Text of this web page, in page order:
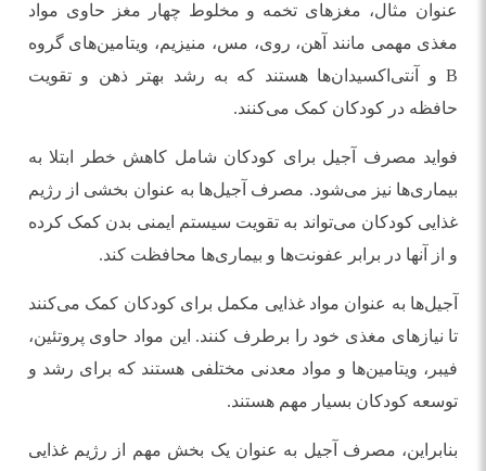
عنوان مثال، مغزهای تخمه و مخلوط چهار مغز حاوی مواد
مغذی مهمی مانند آهن، روی، مس، منیزیم، ویتامین‌های گروه
B و آنتی‌اکسیدان‌ها هستند که به رشد بهتر ذهن و تقویت
حافظه در کودکان کمک می‌کنند.
فواید مصرف آجیل برای کودکان شامل کاهش خطر ابتلا به
بیماری‌ها نیز می‌شود. مصرف آجیل‌ها به عنوان بخشی از رژیم
غذایی کودکان می‌تواند به تقویت سیستم ایمنی بدن کمک کرده
و از آنها در برابر عفونت‌ها و بیماری‌ها محافظت کند.
آجیل‌ها به عنوان مواد غذایی مکمل برای کودکان کمک می‌کنند
تا نیازهای مغذی خود را برطرف کنند. این مواد حاوی پروتئین،
فیبر، ویتامین‌ها و مواد معدنی مختلفی هستند که برای رشد و
توسعه کودکان بسیار مهم هستند.
بنابراین، مصرف آجیل به عنوان یک بخش مهم از رژیم غذایی